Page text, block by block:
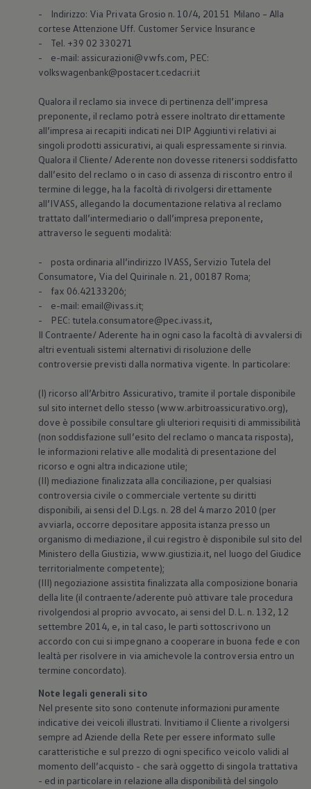
Mondo Volkswagen
Il Bar del Lunedì
VanLife Stories
75 anni di Bulli
Guida autonoma
ID. Buzz al World Ducati Week 2026
- Indirizzo: Via Privata Grosio n. 10/4, 20151 Milano – Alla
cortese Attenzione Uff. Customer Service Insurance
- Tel. +39 02 330271
- e-mail: assicurazioni@vwfs.com, PEC:
volkswagenbank@postacert.cedacri.it
Qualora il reclamo sia invece di pertinenza dell’impresa
preponente, il reclamo potrà essere inoltrato direttamente
all’impresa ai recapiti indicati nei DIP Aggiuntivi relativi ai
singoli prodotti assicurativi, ai quali espressamente si rinvia.
Qualora il Cliente/ Aderente non dovesse ritenersi soddisfatto
dall’esito del reclamo o in caso di assenza di riscontro entro il
termine di legge, ha la facoltà di rivolgersi direttamente
all’IVASS, allegando la documentazione relativa al reclamo
trattato dall’intermediario o dall’impresa preponente,
attraverso le seguenti modalità:
- posta ordinaria all’indirizzo IVASS, Servizio Tutela del
Consumatore, Via del Quirinale n. 21, 00187 Roma;
- fax 06.42133206;
- e-mail: email@ivass.it;
- PEC: tutela.consumatore@pec.ivass.it,
Il Contraente/ Aderente ha in ogni caso la facoltà di avvalersi di
altri eventuali sistemi alternativi di risoluzione delle
controversie previsti dalla normativa vigente. In particolare:
(I) ricorso all’Arbitro Assicurativo, tramite il portale disponibile
sul sito internet dello stesso (www.arbitroassicurativo.org),
dove è possibile consultare gli ulteriori requisiti di ammissibilità
(non soddisfazione sull’esito del reclamo o mancata risposta),
le informazioni relative alle modalità di presentazione del
ricorso e ogni altra indicazione utile;
(II) mediazione finalizzata alla conciliazione, per qualsiasi
controversia civile o commerciale vertente su diritti
disponibili, ai sensi del D.Lgs. n. 28 del 4 marzo 2010 (per
avviarla, occorre depositare apposita istanza presso un
organismo di mediazione, il cui registro è disponibile sul sito del
Ministero della Giustizia, www.giustizia.it, nel luogo del Giudice
territorialmente competente);
(III) negoziazione assistita finalizzata alla composizione bonaria
della lite (il contraente/aderente può attivare tale procedura
rivolgendosi al proprio avvocato, ai sensi del D.L. n. 132, 12
settembre 2014, e, in tal caso, le parti sottoscrivono un
accordo con cui si impegnano a cooperare in buona fede e con
lealtà per risolvere in via amichevole la controversia entro un
termine concordato).
Note legali generali sito
Nel presente sito sono contenute informazioni puramente
indicative dei veicoli illustrati. Invitiamo il Cliente a rivolgersi
sempre ad Aziende della Rete per essere informato sulle
caratteristiche e sul prezzo di ogni specifico veicolo validi al
momento dell’acquisto - che sarà oggetto di singola trattativa
- ed in particolare in relazione alla disponibilità del singolo